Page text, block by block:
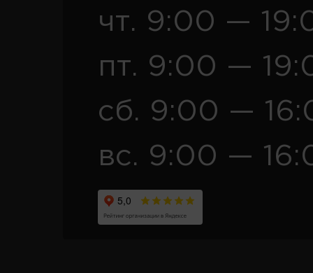
чт. 9:00 —
пт. 9:00 —
сб. 9:00 —
вс. 9:00 —